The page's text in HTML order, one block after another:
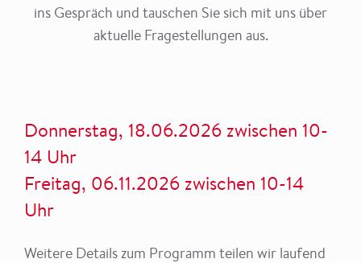
ins Gespräch und tauschen Sie sich mit uns über
aktuelle Fragestellungen aus.
Donnerstag, 18.06.2026 zwischen 10-
14 Uhr
Freitag, 06.11.2026 zwischen 10-14
Uhr
Weitere Details zum Programm teilen wir laufend